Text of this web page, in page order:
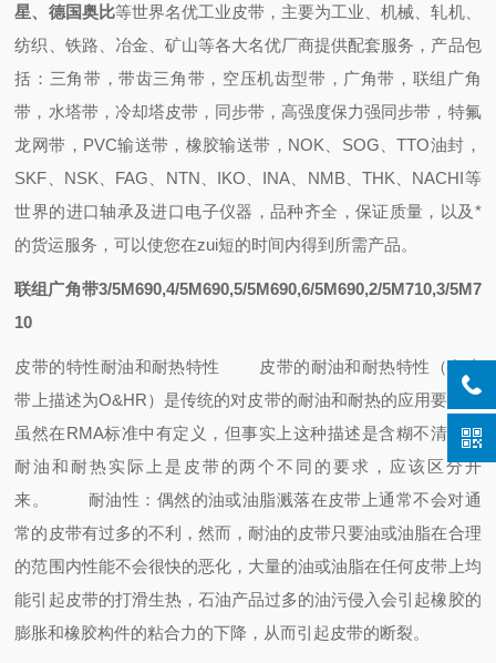
星、德国奥比等世界名优工业皮带，主要为工业、机械、轧机、
纺织、铁路、冶金、矿山等各大名优厂商提供配套服务， 产品包
括： 三角带，带齿三角带，空压机齿型带，广角带，联组广角
带，水塔带，冷却塔皮带，同步带，高强度保力强同步带，特氟
龙网带，PVC输送带，橡胶输送带 ， NOK、SOG、TTO油封 ，
SKF、NSK、FAG、NTN、IKO、INA、NMB、THK、NACHI等
世界的进口轴承及进口电子仪器，品种齐全，保证质量， 以及 *
的货运服务，可以使您在zui短的时间内得到所需产品。
联组广角带3/5M690,4/5M690,5/5M690,6/5M690,2/5M710,3/5M7
10
皮带的特性耐油和耐热特性
皮带的耐油和耐热特性（在皮
带上描述为O&HR）是传统的对皮带的耐油和耐热的应用要求，
虽然在RMA标准中有定义，但事实上这种描述是含糊不清的，
耐油和耐热实际上是皮带的两个不同的要求，应该区分开
来。
耐油性：偶然的油或油脂溅落在皮带上通常不会对通
常的皮带有过多的不利，然而，耐油的皮带只要油或油脂在合理
的范围内性能不会很快的恶化，大量的油或油脂在任何皮带上均
能引起皮带的打滑生热，石油产品过多的油污侵入会引起橡胶的
膨胀和橡胶构件的粘合力的下降，从而引起皮带的断裂。